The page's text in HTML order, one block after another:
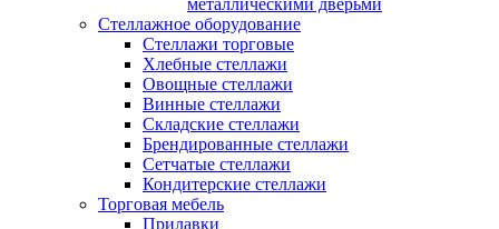
металлическими дверьми
Стеллажное оборудование
Стеллажи торговые
Хлебные стеллажи
Овощные стеллажи
Винные стеллажи
Складские стеллажи
Брендированные стеллажи
Сетчатые стеллажи
Кондитерские стеллажи
Торговая мебель
Прилавки